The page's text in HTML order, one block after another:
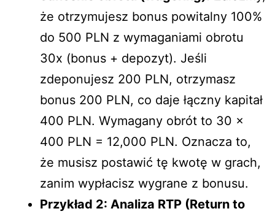
że otrzymujesz bonus powitalny 100%
do 500 PLN z wymaganiami obrotu
30x (bonus + depozyt). Jeśli
zdeponujesz 200 PLN, otrzymasz
bonus 200 PLN, co daje łączny kapitał
400 PLN. Wymagany obrót to 30 x
400 PLN = 12,000 PLN. Oznacza to,
że musisz postawić tę kwotę w grach,
zanim wypłacisz wygrane z bonusu.
Przykład 2: Analiza RTP (Return to